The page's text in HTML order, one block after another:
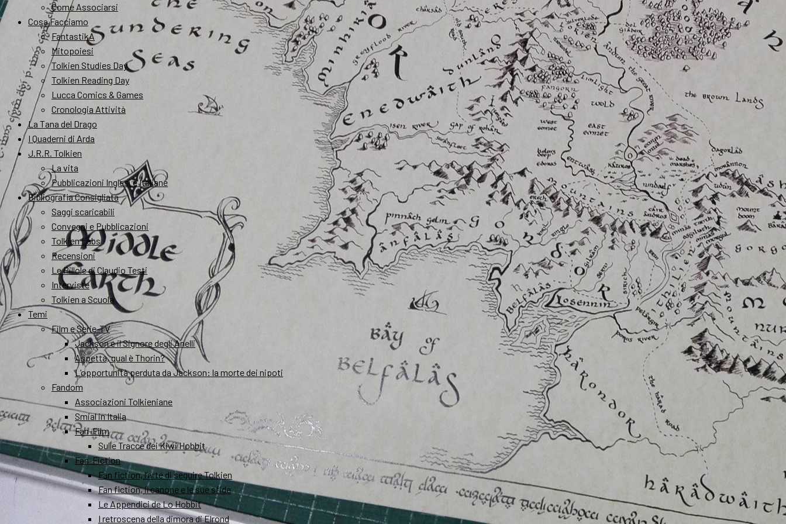
Come Associarsi
Cosa Facciamo
FantastikA
Mitopoiesi
Tolkien Studies Day
Tolkien Reading Day
Lucca Comics & Games
Cronologia Attività
La Tana del Drago
I Quaderni di Arda
J.R.R. Tolkien
La vita
Pubblicazioni Inglesi e Italiane
Bibliografia Consigliata
Saggi scaricabili
Convegni e Pubblicazioni
Tolkien Labs
Recensioni
Le Pillole di Claudio Testi
Interviste
Tolkien a Scuola
Temi
Film e Serie-TV
Jackson e il Signore degli Anelli
Aspetta, qual è Thorin?
L’opportunità perduta da Jackson: la morte dei nipoti
Fandom
Associazioni Tolkieniane
Smial in Italia
Fan-Film
Sulle Tracce dei Kiwi Hobbit
Fan-Fiction
Fan fiction, l’arte di seguire Tolkien
Fan fiction, il canone e le sue sfide
Le Appendici de Lo Hobbit
I retroscena della dimora di Elrond